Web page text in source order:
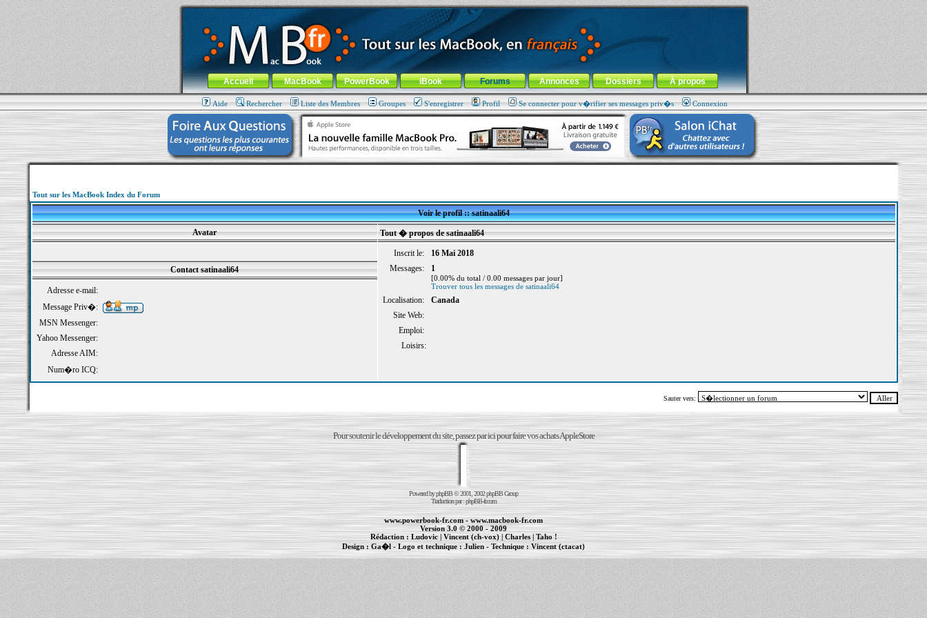
MacBook-fr.com : 100% Apple... 100% nomade !
Aller au contenu-Aller au menu général-Aller au menu de la rubrique
Menu général
Accueil MacBook PowerBook iBook Forums Annonces Dossiers À propos
Aide Rechercher Liste des Membres Groupes S'enregistrer Profil Se connecter pour v�rifier ses messages priv�s Connexion
Tout sur les MacBook Index du Forum
Voir le profil :: satinaali64
Avatar
Tout � propos de satinaali64
Inscrit le:
16 Mai 2018
Messages:
1
[0.00% du total / 0.00 messages par jour]
Trouver tous les messages de satinaali64
Localisation:
Canada
Site Web:
Emploi:
Loisirs:
Contact satinaali64
Adresse e-mail:
Message Priv�:
MSN Messenger:
Yahoo Messenger:
Adresse AIM:
Num�ro ICQ:
Sauter vers:
Pour soutenir le développement du site, passez par ici pour faire vos achats AppleStore
Powered byphpBB© 2001, 2002 phpBB Group
Traduction par :phpBB-fr.com
www.powerbook-fr.com - www.macbook-fr.com
Version 3.0 © 2000 - 2009
Rédaction : Ludovic|Vincent (ch-vox)| Charles|Taho !
Design : Ga�l - Logo et technique : Julien - Technique :Vincent (ctacat)
Informations : PowerBook Maintenance Apple et Macintosh à Toulouse cr�ation de sites Internet